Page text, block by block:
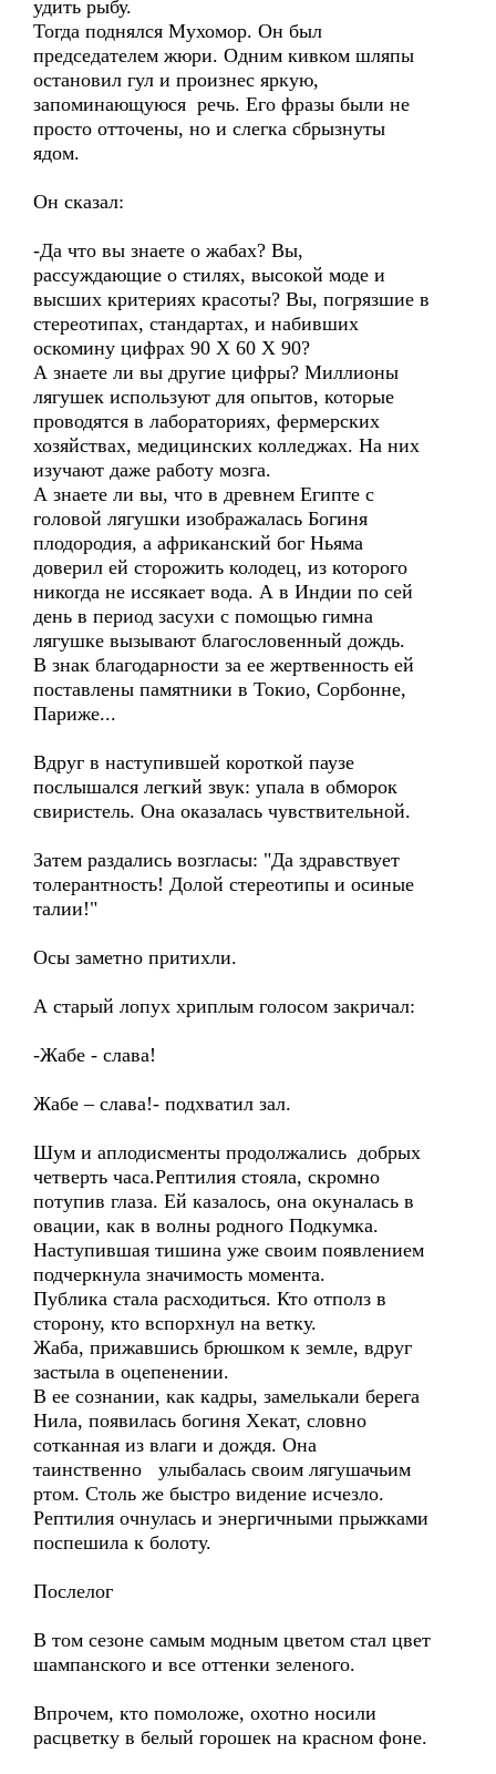
удить рыбу.
Тогда поднялся Мухомор. Он был
председателем жюри. Одним кивком шляпы
остановил гул и произнес яркую,
запоминающуюся речь. Его фразы были не
просто отточены, но и слегка сбрызнуты
ядом.
Он сказал:
-Да что вы знаете о жабах? Вы,
рассуждающие о стилях, высокой моде и
высших критериях красоты? Вы, погрязшие в
стереотипах, стандартах, и набивших
оскомину цифрах 90 Х 60 Х 90?
А знаете ли вы другие цифры? Миллионы
лягушек используют для опытов, которые
проводятся в лабораториях, фермерских
хозяйствах, медицинских колледжах. На них
изучают даже работу мозга.
А знаете ли вы, что в древнем Египте с
головой лягушки изображалась Богиня
плодородия, а африканский бог Ньяма
доверил ей сторожить колодец, из которого
никогда не иссякает вода. А в Индии по сей
день в период засухи с помощью гимна
лягушке вызывают благословенный дождь.
В знак благодарности за ее жертвенность ей
поставлены памятники в Токио, Сорбонне,
Париже...
Вдруг в наступившей короткой паузе
послышался легкий звук: упала в обморок
свиристель. Она оказалась чувствительной.
Затем раздались возгласы: "Да здравствует
толерантность! Долой стереотипы и осиные
талии!"
Осы заметно притихли.
А старый лопух хриплым голосом закричал:
-Жабе - слава!
Жабе – слава!- подхватил зал.
Шум и аплодисменты продолжались добрых
четверть часа.Рептилия стояла, скромно
потупив глаза. Ей казалось, она окуналась в
овации, как в волны родного Подкумка.
Наступившая тишина уже своим появлением
подчеркнула значимость момента.
Публика стала расходиться. Кто отполз в
сторону, кто вспорхнул на ветку.
Жаба, прижавшись брюшком к земле, вдруг
застыла в оцепенении.
В ее сознании, как кадры, замелькали берега
Нила, появилась богиня Хекат, словно
сотканная из влаги и дождя. Она
таинственно улыбалась своим лягушачьим
ртом. Столь же быстро видение исчезло.
Рептилия очнулась и энергичными прыжками
поспешила к болоту.
Послелог
В том сезоне самым модным цветом стал цвет
шампанского и все оттенки зеленого.
Впрочем, кто помоложе, охотно носили
расцветку в белый горошек на красном фоне.